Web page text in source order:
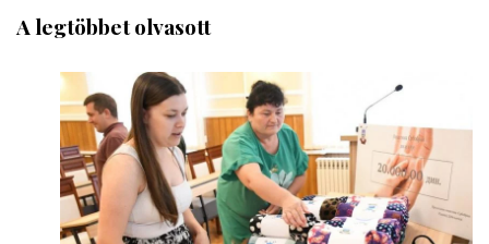
A legtöbbet olvasott